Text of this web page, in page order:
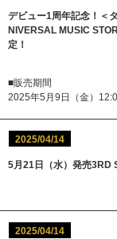
デビュー1周年記念！＜
NIVERSAL MUSIC
定！
■販売期間
2025年5月9日（金）
2025/04/14
5月21日（水）発売3RD
2025/04/14